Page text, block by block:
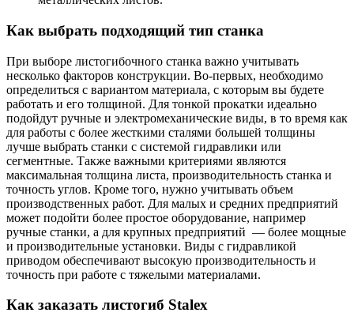
Как выбрать подходящий тип станка
При выборе листогибочного станка важно учитывать
несколько факторов конструкции. Во-первых, необходимо
определиться с вариантом материала, с которым вы будете
работать и его толщиной. Для тонкой прокатки идеально
подойдут ручные и электромеханические виды, в то время как
для работы с более жесткими сталями большей толщины
лучше выбрать станки с системой гидравлики или
сегментные. Также важными критериями являются
максимальная толщина листа, производительность станка и
точность углов. Кроме того, нужно учитывать объем
производственных работ. Для малых и средних предприятий
может подойти более простое оборудование, например
ручные станки, а для крупных предприятий — более мощные
и производительные установки. Виды с гидравликой
приводом обеспечивают высокую производительность и
точность при работе с тяжелыми материалами.
Как заказать листогиб Stalex